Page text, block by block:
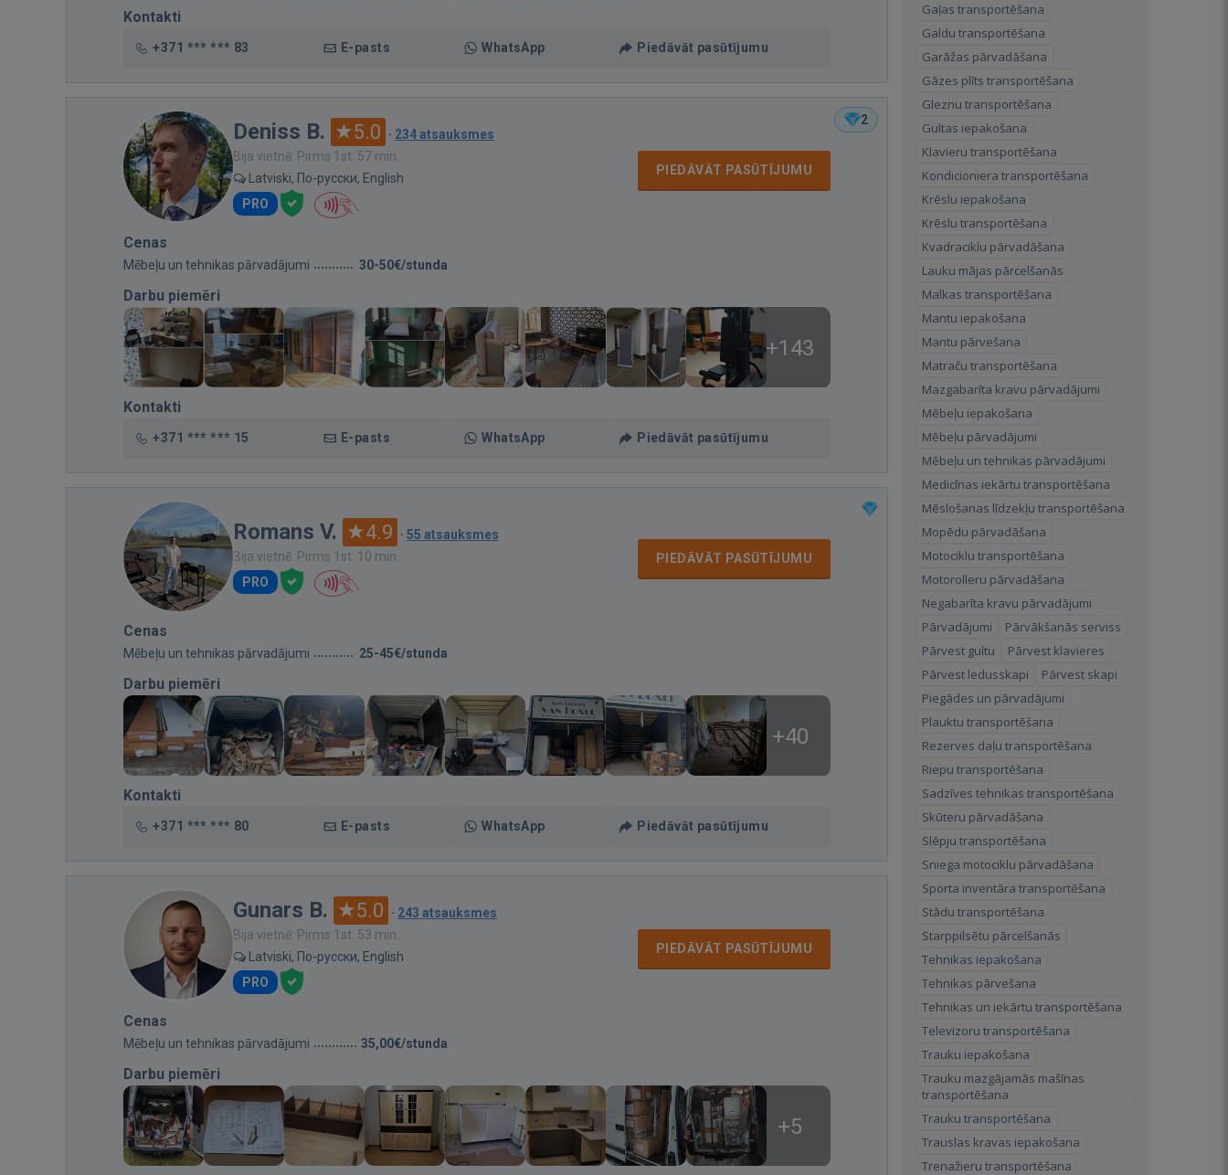
Kontakti
+371 *** *** 83 E-pasts WhatsApp Piedāvāt pasūtījumu
2
Deniss B. 5.0 · 234 atsauksmes
Bija vietnē: Pirms 1st. 57 min.
Latviski, По-русски, English
PRO
PIEDĀVĀT PASŪTĪJUMU
Cenas
Mēbeļu un tehnikas pārvadājumi 30-50€/stunda
Darbu piemēri
+143
Kontakti
+371 *** *** 15 E-pasts WhatsApp Piedāvāt pasūtījumu
Romans V. 4.9 · 55 atsauksmes
Bija vietnē: Pirms 1st. 10 min.
PRO
PIEDĀVĀT PASŪTĪJUMU
Cenas
Mēbeļu un tehnikas pārvadājumi 25-45€/stunda
Darbu piemēri
+40
Kontakti
+371 *** *** 80 E-pasts WhatsApp Piedāvāt pasūtījumu
Gunars B. 5.0 · 243 atsauksmes
Bija vietnē: Pirms 1st. 53 min.
Latviski, По-русски, English
PRO
PIEDĀVĀT PASŪTĪJUMU
Cenas
Mēbeļu un tehnikas pārvadājumi 35,00€/stunda
Darbu piemēri
+5
Gaļas transportēšana
Galdu transportēšana
Garāžas pārvadāšana
Gāzes plīts transportēšana
Gleznu transportēšana
Gultas iepakošana
Klavieru transportēšana
Kondicioniera transportēšana
Krēslu iepakošana
Krēslu transportēšana
Kvadraciklu pārvadāšana
Lauku mājas pārcelšanās
Malkas transportēšana
Mantu iepakošana
Mantu pārvešana
Matraču transportēšana
Mazgabarīta kravu pārvadājumi
Mēbeļu iepakošana
Mēbeļu pārvadājumi
Mēbeļu un tehnikas pārvadājumi
Medicīnas iekārtu transportēšana
Mēslošanas līdzekļu transportēšana
Mopēdu pārvadāšana
Motociklu transportēšana
Motorolleru pārvadāšana
Negabarīta kravu pārvadājumi
Pārvadājumi
Pārvākšanās serviss
Pārvest gultu
Pārvest klavieres
Pārvest ledusskapi
Pārvest skapi
Piegādes un pārvadājumi
Plauktu transportēšana
Rezerves daļu transportēšana
Riepu transportēšana
Sadzīves tehnikas transportēšana
Skūteru pārvadāšana
Slēpju transportēšana
Sniega motociklu pārvadāšana
Sporta inventāra transportēšana
Stādu transportēšana
Starppilsētu pārcelšanās
Tehnikas iepakošana
Tehnikas pārvešana
Tehnikas un iekārtu transportēšana
Televizoru transportēšana
Trauku iepakošana
Trauku mazgājamās mašīnas
transportēšana
Trauku transportēšana
Trauslas kravas iepakošana
Trenažieru transportēšana